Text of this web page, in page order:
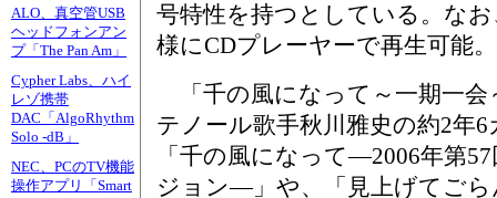
ALO、真空管USB
ヘッドフォンアン
プ「The Pan Am」
Cypher Labs、ハイ
レゾ携帯
DAC「AlgoRhythm
Solo -dB」
NEC、PCのTV機能
操作アプリ「Smart
号特性を持つとしている。な
様にCDプレーヤーで再生可能。
「千の風になって～一期一会
テノール歌手秋川雅史の約2年
「千の風になって―2006年第
ジョン―」や、「見上げてご